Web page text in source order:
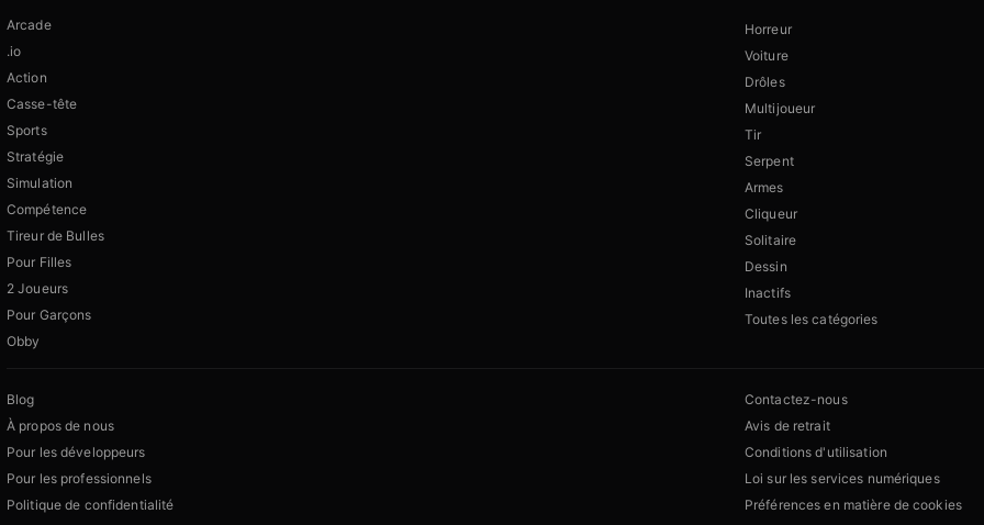
Arcade
.io
Action
Casse-tête
Sports
Stratégie
Simulation
Compétence
Tireur de Bulles
Pour Filles
2 Joueurs
Pour Garçons
Obby
Horreur
Voiture
Drôles
Multijoueur
Tir
Serpent
Armes
Cliqueur
Solitaire
Dessin
Inactifs
Toutes les catégories
Blog
À propos de nous
Pour les développeurs
Pour les professionnels
Politique de confidentialité
Contactez-nous
Avis de retrait
Conditions d'utilisation
Loi sur les services numériques
Préférences en matière de cookies